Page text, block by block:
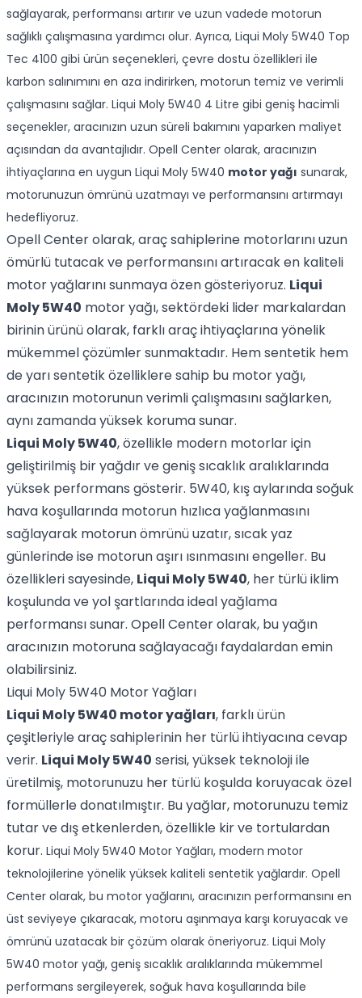
sağlayarak, performansı artırır ve uzun vadede motorun
sağlıklı çalışmasına yardımcı olur. Ayrıca, Liqui Moly 5W40 Top
Tec 4100 gibi ürün seçenekleri, çevre dostu özellikleri ile
karbon salınımını en aza indirirken, motorun temiz ve verimli
çalışmasını sağlar. Liqui Moly 5W40 4 Litre gibi geniş hacimli
seçenekler, aracınızın uzun süreli bakımını yaparken maliyet
açısından da avantajlıdır. Opell Center olarak, aracınızın
ihtiyaçlarına en uygun Liqui Moly 5W40 motor yağı sunarak,
motorunuzun ömrünü uzatmayı ve performansını artırmayı
hedefliyoruz.
Opell Center olarak, araç sahiplerine motorlarını uzun
ömürlü tutacak ve performansını artıracak en kaliteli
motor yağlarını sunmaya özen gösteriyoruz. Liqui
Moly 5W40 motor yağı, sektördeki lider markalardan
birinin ürünü olarak, farklı araç ihtiyaçlarına yönelik
mükemmel çözümler sunmaktadır. Hem sentetik hem
de yarı sentetik özelliklere sahip bu motor yağı,
aracınızın motorunun verimli çalışmasını sağlarken,
aynı zamanda yüksek koruma sunar.
Liqui Moly 5W40, özellikle modern motorlar için
geliştirilmiş bir yağdır ve geniş sıcaklık aralıklarında
yüksek performans gösterir. 5W40, kış aylarında soğuk
hava koşullarında motorun hızlıca yağlanmasını
sağlayarak motorun ömrünü uzatır, sıcak yaz
günlerinde ise motorun aşırı ısınmasını engeller. Bu
özellikleri sayesinde, Liqui Moly 5W40, her türlü iklim
koşulunda ve yol şartlarında ideal yağlama
performansı sunar. Opell Center olarak, bu yağın
aracınızın motoruna sağlayacağı faydalardan emin
olabilirsiniz.
Liqui Moly 5W40 Motor Yağları
Liqui Moly 5W40 motor yağları, farklı ürün
çeşitleriyle araç sahiplerinin her türlü ihtiyacına cevap
verir. Liqui Moly 5W40 serisi, yüksek teknoloji ile
üretilmiş, motorunuzu her türlü koşulda koruyacak özel
formüllerle donatılmıştır. Bu yağlar, motorunuzu temiz
tutar ve dış etkenlerden, özellikle kir ve tortulardan
korur. Liqui Moly 5W40 Motor Yağları, modern motor
teknolojilerine yönelik yüksek kaliteli sentetik yağlardır. Opell
Center olarak, bu motor yağlarını, aracınızın performansını en
üst seviyeye çıkaracak, motoru aşınmaya karşı koruyacak ve
ömrünü uzatacak bir çözüm olarak öneriyoruz. Liqui Moly
5W40 motor yağı, geniş sıcaklık aralıklarında mükemmel
performans sergileyerek, soğuk hava koşullarında bile